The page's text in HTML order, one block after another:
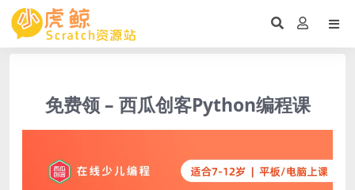
免费领 – 西瓜创客Python编程课